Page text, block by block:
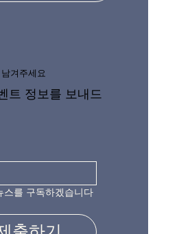
겨주세요
트 정보를 보내드
스를 구독하겠습니다